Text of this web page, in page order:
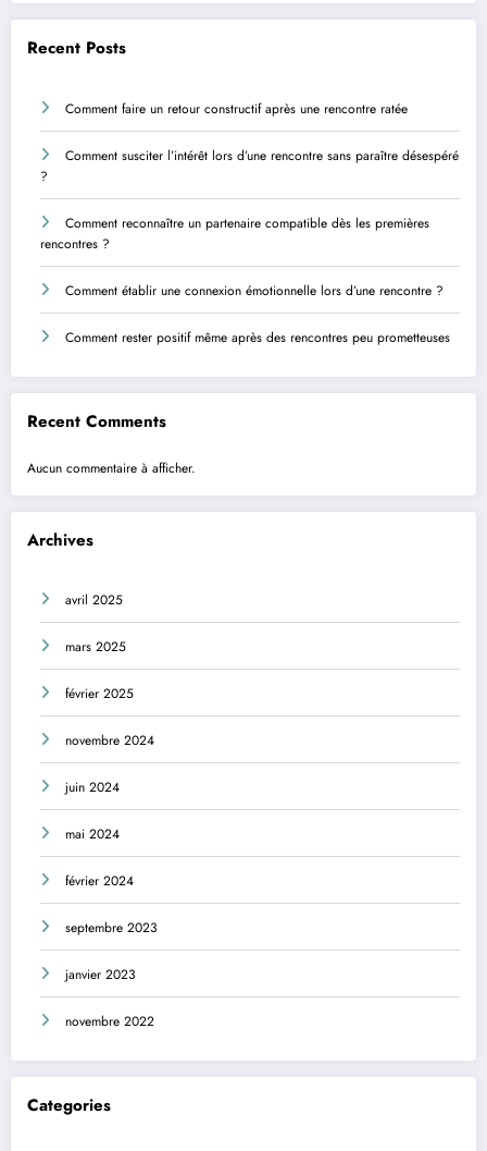
Recent Posts
Comment faire un retour constructif après une rencontre ratée
Comment susciter l’intérêt lors d’une rencontre sans paraître désespéré
?
Comment reconnaître un partenaire compatible dès les premières
rencontres ?
Comment établir une connexion émotionnelle lors d’une rencontre ?
Comment rester positif même après des rencontres peu prometteuses
Recent Comments
Aucun commentaire à afficher.
Archives
avril 2025
mars 2025
février 2025
novembre 2024
juin 2024
mai 2024
février 2024
septembre 2023
janvier 2023
novembre 2022
Categories